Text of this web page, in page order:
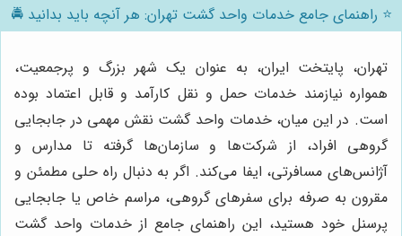
⭐️ راهنمای جامع خدمات واحد گشت تهران: هر آنچه باید بدانید 🚔
تهران، پایتخت ایران، به عنوان یک شهر بزرگ و پرجمعیت،
همواره نیازمند خدمات حمل و نقل کارآمد و قابل اعتماد بوده
است. در این میان، خدمات واحد گشت نقش مهمی در جابجایی
گروهی افراد، از شرکت‌ها و سازمان‌ها گرفته تا مدارس و
آژانس‌های مسافرتی، ایفا می‌کند. اگر به دنبال راه حلی مطمئن و
مقرون به صرفه برای سفرهای گروهی، مراسم خاص یا جابجایی
پرسنل خود هستید، این راهنمای جامع از خدمات واحد گشت